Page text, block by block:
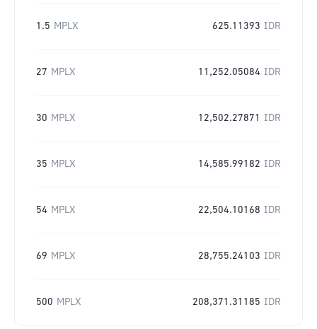
1.5 MPLX 625.11393 IDR
27 MPLX 11,252.05084 IDR
30 MPLX 12,502.27871 IDR
35 MPLX 14,585.99182 IDR
54 MPLX 22,504.10168 IDR
69 MPLX 28,755.24103 IDR
500 MPLX 208,371.31185 IDR